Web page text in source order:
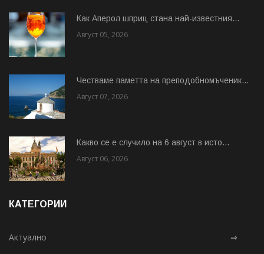
Как Аперол шприц стана най-известния...
Август 05, 2026
Честваме паметта на преподобномъченик...
Август 07, 2026
Какво се е случило на 6 август в исто...
Август 06, 2026
КАТЕГОРИИ
Актуално ⇒